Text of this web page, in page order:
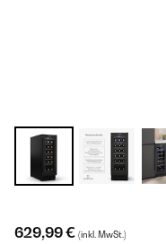
629,99 € (inkl. MwSt.)